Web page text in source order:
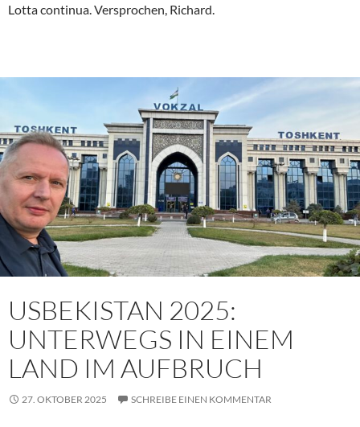
Lotta continua. Versprochen, Richard.
USBEKISTAN 2025:
UNTERWEGS IN EINEM
LAND IM AUFBRUCH
27. OKTOBER 2025 SCHREIBE EINEN KOMMENTAR